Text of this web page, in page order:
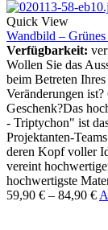
Quick View
Wandbild –
Verfügbarkeit:
Wollen Sie das
beim Betreten
Veränderungen
Geschenk?Das
- Triptychon" ist
Projektanten-
deren Kopf voller
vereint
hochwertigste
59,90 € – 84,90 €